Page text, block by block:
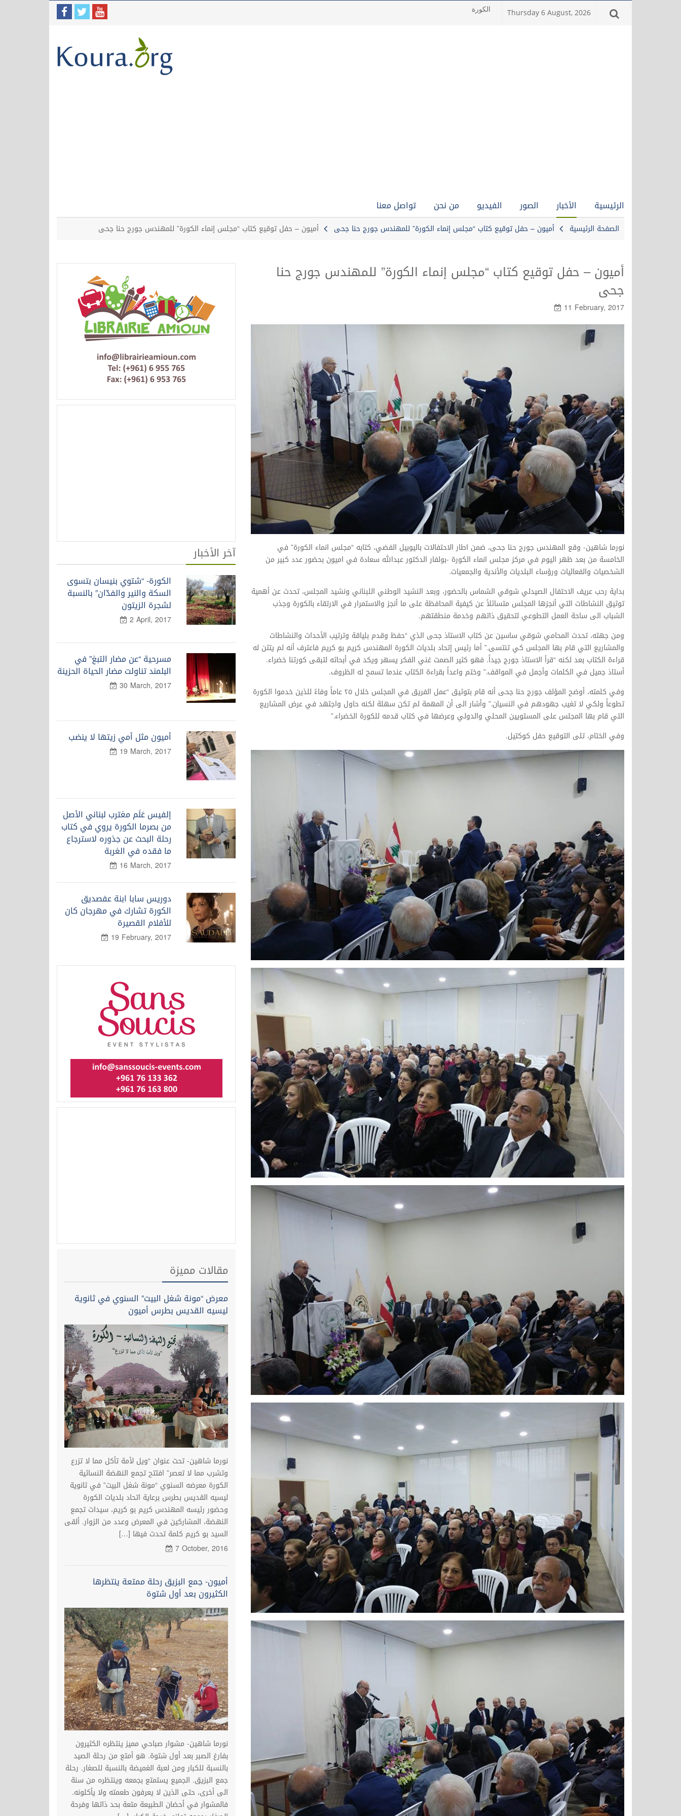
Thursday 6 August, 2026
الرئيسية الأخبار الصور الفيديو من نحن تواصل معنا
الصفحة الرئيسية أميون – حفل توقيع كتاب “مجلس إنماء الكورة” للمهندس جورج حنا جحى أميون – حفل توقيع كتاب “مجلس إنماء الكورة” للمهندس جورج حنا جحى
أميون – حفل توقيع كتاب “مجلس إنماء الكورة” للمهندس جورج حنا
جحى
11 February, 2017
نورما شاهين- وقع المهندس جورج حنا جحى، ضمن اطار الاحتفالات باليوبيل الفضي، كتابه “مجلس انماء الكورة” في
الخامسة من بعد ظهر اليوم في مركز مجلس انماء الكورة -بولفار الدكتور عبدالله سعادة في اميون بحضور عدد كبير من
الشخصيات والفعاليات ورؤساء البلديات والأندية والجمعيات.
بداية رحب عريف الاحتفال الصيدلي شوقي الشماس بالحضور، وبعد النشيد الوطني اللبناني ونشيد المجلس، تحدث عن أهمية
توثيق النشاطات التي أنجزها المجلس متسائلاً عن كيفية المحافظة على ما أنجز والاستمرار في الارتقاء بالكورة وجذب
الشباب الى ساحة العمل التطوعي لتحقيق ذاتهم وخدمة منطقتهم.
ومن جهته، تحدث المحامي شوقي ساسين عن كتاب الاستاذ جحى الذي “حفظ وقدم بلياقة وترتيب الأحداث والنشاطات
والمشاريع التي قام بها المجلس كي تنتسى.” أما رئيس إتحاد بلديات الكورة المهندس كريم بو كريم فاعترف أنه لم يتثن له
قراءة الكتاب بعد لكنه “قرأ الاستاذ جورج جيداً. فهو كثير الصمت غني الفكر يسهر ويكد في أبحاثه لتبقى كورتنا خضراء.
أستاذ جميل في الكلمات وأجمل في المواقف.” وختم واعداً بقراءة الكتاب عندما تسمح له الظروف.
وفي كلمته، أوضح المؤلف جورج حنا جحى أنه قام بتوثيق “عمل الفريق في المجلس خلال ٢٥ عاماً وفاءً للذين خدموا الكورة
تطوعاً ولكي لا تغيب جهودهم في النسيان.” وأشار الى أن المهمة لم تكن سهلة لكنه حاول واجتهد في عرض المشاريع
التي قام بها المجلس على المستويين المحلي والدولي وعرضها في كتاب قدمه للكورة الخضراء.”
وفي الختام، تلى التوقيع حفل كوكتيل.
آخر الأخبار
الكورة- “شتوي بنيسان بتسوى
السكة والنير والفدّان” بالنسبة
لشجرة الزيتون
2 April, 2017
مسرحية “عن مضار التبغ” في
البلمند تناولت مضار الحياة الحزينة
30 March, 2017
أميون مثل أمي زيتها لا ينضب
19 March, 2017
إلفيس عَلَم مغترب لبناني الأصل
من بصرما الكورة يروي في كتاب
رحلة البحث عن جذوره لاسترجاع
ما فقده في الغربة
16 March, 2017
دوريس سابا ابنة عفصديق
الكورة تشارك في مهرجان كان
للأفلام القصيرة
19 February, 2017
مقالات مميزة
معرض “مونة شغل البيت” السنوي في ثانوية
ليسيه القديس بطرس أميون
نورما شاهين- تحت عنوان “ويل لأمة تأكل مما لا تزرع
وتشرب مما لا تعصر” افتتح تجمع النهضة النسائية
الكورة معرضه السنوي “مونة شغل البيت” في ثانوية
ليسيه القديس بطرس برعاية اتحاد بلديات الكورة
وحضور رئيسه المهندس كريم بو كريم، سيدات تجمع
النهضة، المشاركين في المعرض وعدد من الزوار. ألقى
السيد بو كريم كلمة تحدث فيها […]
7 October, 2016
أميون- جمع البزيق رحلة ممتعة ينتظرها
الكثيرون بعد أول شتوة
نورما شاهين- مشوار صباحي مميز ينتظره الكثيرون
بفارغ الصبر بعد أول شتوة. هو أمتع من رحلة الصيد
بالنسبة للكبار ومن لعبة الغميضة بالنسبة للصغار. رحلة
جمع البزيق. الجميع يستمتع بجمعه وينتظره من سنة
الى أخرى، حتى الذين لا يعرفون طعمته ولا يأكلونه.
فالمشوار في أحضان الطبيعة متعة بحد ذاتها وفرحة